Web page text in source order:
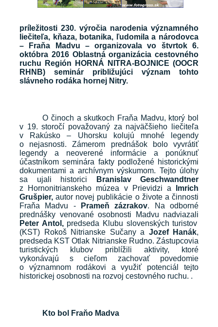
príležitosti 230. výročia narodenia významného
liečiteľa, kňaza, botanika, ľudomila a národovca
– Fraňa Madvu – organizovala vo štvrtok 6.
októbra 2016 Oblastná organizácia cestovného
ruchu Región HORNÁ NITRA-BOJNICE (OOCR
RHNB) seminár približujúci význam tohto
slávneho rodáka hornej Nitry.
O činoch a skutkoch Fraňa Madvu, ktorý bol
v 19. storočí považovaný za najväčšieho liečiteľa
v Rakúsko – Uhorsku kolujú mnohé legendy
o nejasnosti. Zámerom prednášok bolo vyvrátiť
legendy a neoverené informácie a ponúknuť
účastníkom seminára fakty podložené historickými
dokumentami a archívnym výskumom. Tejto úlohy
sa ujali historici
Branislav Geschwandtner
z Hornonitrianskeho múzea v Prievidzi a Imrich
Grušpier, autor novej publikácie o živote a činnosti
Fraňa Madvu -
Prameň zázrakov. Na odborné
prednášky venované osobnosti Madvu nadviazali
Peter Antol, predseda Klubu slovenských turistov
(KST) Rokoš Nitrianske Sučany a Jozef Hanák,
predseda KST Otlak Nitrianske Rudno. Zástupcovia
turistických klubov priblížili aktivity, ktoré
vykonávajú s cieľom zachovať povedomie
o významnom rodákovi a využiť potenciál tejto
historickej osobnosti na rozvoj cestovného ruchu. .
Kto bol Fraňo Madva